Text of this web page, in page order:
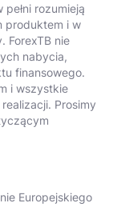
rozumieją
produktem i w
ForexTB nie
nabycia,
finansowego.
i wszystkie
Prosimy
Europejskiego